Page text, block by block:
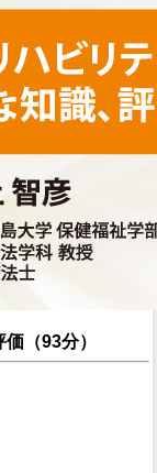
（93分）